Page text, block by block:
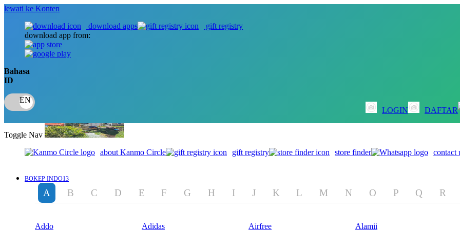
lewati ke Konten
download apps
download app from:
gift registry
Bahasa
ID
LOGIN DAFTAR
Toggle Nav
about Kanmo Circle
gift registry store finder contact
BOKEP INDO13
A B C D E F G H I J K L M N O P Q R
Addo Adidas Airfree Alamii